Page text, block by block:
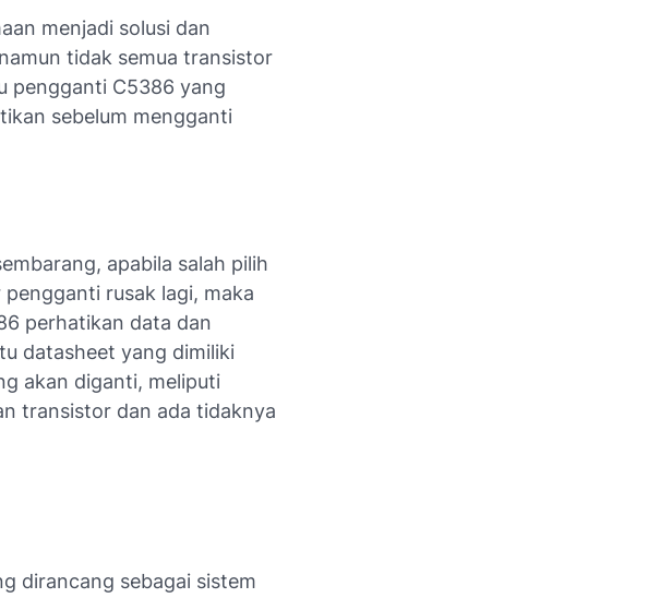
menjadi solusi dan
tidak semua transistor
pengganti C5386 yang
sebelum mengganti
apabila salah pilih
rusak lagi, maka
perhatikan data dan
datasheet yang dimiliki
akan diganti, meliputi
transistor dan ada tidaknya
dirancang sebagai sistem